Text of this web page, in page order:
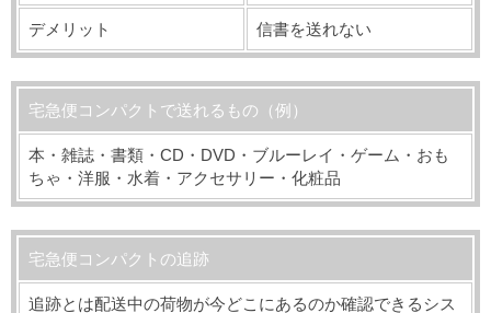
デメリット 信書を送れない
宅急便コンパクトで送れるもの（例）
本・雑誌・書類・CD・DVD・ブルーレイ・ゲーム・おも
ちゃ・洋服・水着・アクセサリー・化粧品
宅急便コンパクトの追跡
追跡とは配送中の荷物が今どこにあるのか確認できるシス